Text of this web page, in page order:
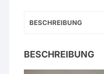
BESCHREIBUNG
BESCHREIBUNG